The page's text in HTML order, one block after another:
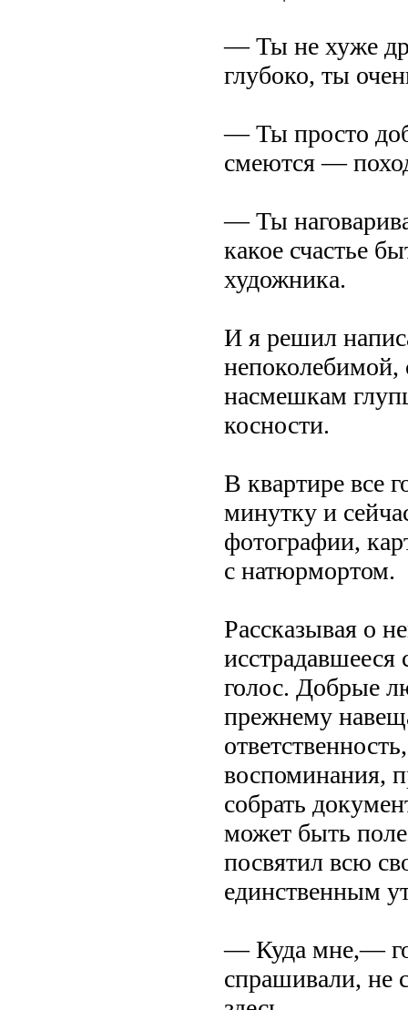
— Ты не хуже
глубоко, ты
— Ты просто
смеются —
— Ты
какое счастье
художника.
И я решил
непоколебимой,
насмешкам
косности.
В квартире все
минутку и
фотографии,
с натюрмортом.
Рассказывая о
голос. Добрые
прежнему
воспоминания,
собрать
может быть
посвятил всю
единственным
— Куда мне,—
спрашивали, не